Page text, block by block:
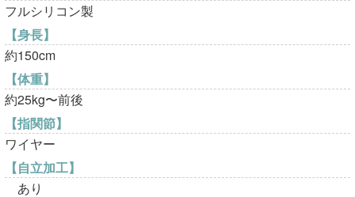
フルシリコン製
【身長】
約150cm
【体重】
約25kg〜前後
【指関節】
ワイヤー
【自立加工】
あり